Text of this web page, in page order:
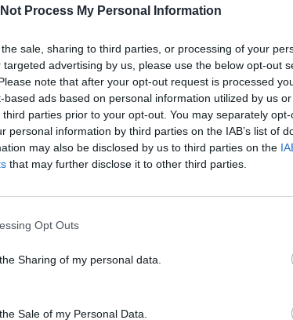
Not Process My Personal Information
sale, sharing to third parties, or processing of your
advertising by us, please use the below opt-out
note that after your opt-out request is processed
ads based on personal information utilized by us
parties prior to your opt-out. You may separately
personal information by third parties on the IAB’s list of
may also be disclosed by us to third parties on the
that may further disclose it to other third parties.
Opt Outs
Sharing of my personal data.
Sale of my Personal Data.
il successore di Pep Guardiola